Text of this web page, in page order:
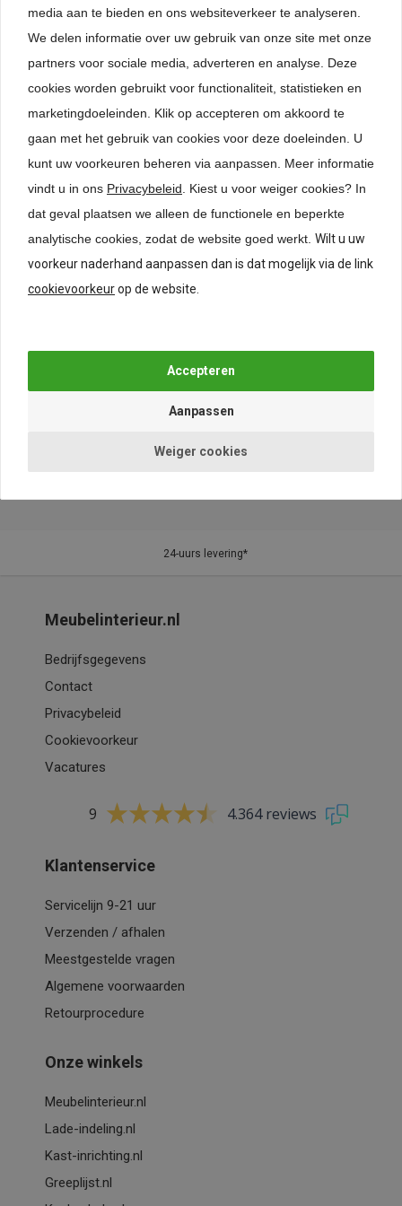
Beoordelingen
Gerelateerde producten
€7,35*
24-uurs levering*
Meubelinterieur.nl
Bedrijfsgegevens
Contact
Privacybeleid
Cookievoorkeur
Vacatures
9 4.364 reviews
Klantenservice
Servicelijn 9-21 uur
Verzenden / afhalen
Meestgestelde vragen
Algemene voorwaarden
Retourprocedure
Onze winkels
Meubelinterieur.nl
Lade-indeling.nl
Kast-inrichting.nl
Greeplijst.nl
media aan te bieden en ons websiteverkeer te analyseren.
We delen informatie over uw gebruik van onze site met onze
partners voor sociale media, adverteren en analyse. Deze
cookies worden gebruikt voor functionaliteit, statistieken en
marketingdoeleinden. Klik op accepteren om akkoord te
gaan met het gebruik van cookies voor deze doeleinden. U
kunt uw voorkeuren beheren via aanpassen.
Meer informatie
vindt u in ons Privacybeleid . Kiest u voor weiger cookies? In
dat geval plaatsen we alleen de functionele en beperkte
analytische cookies, zodat de website goed werkt. Wilt u uw
voorkeur naderhand aanpassen dan is dat mogelijk via de link
cookievoorkeurop de website.
Weiger cookies